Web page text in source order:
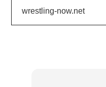
wrestling-now.net